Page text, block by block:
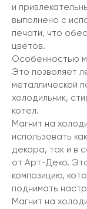
и
выполнено с
печати, что
цветов.
Особенностью
Это позволяет
металлической
холодильник,
котел.
Магнит на
использовать
декора, так и в
от Арт-Деко.
композицию,
поднимать
Магнит на